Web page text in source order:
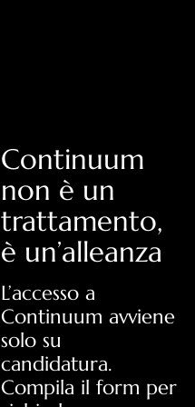
Continuum
non è un
trattamento,
è un’alleanza
L’accesso a
Continuum avviene
solo su
candidatura.
Compila il form per